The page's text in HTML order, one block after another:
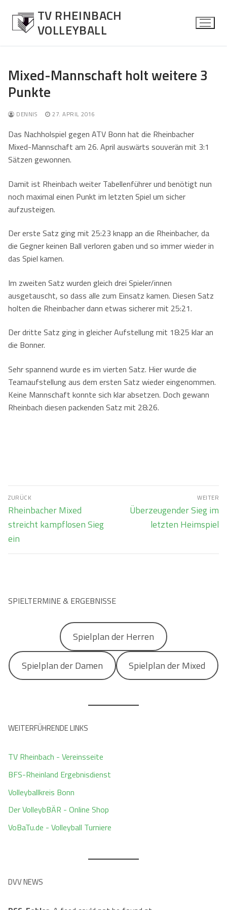
Inhalt
springen
TV RHEINBACH
VOLLEYBALL
News
Allgemein
Spielberichte
Herren
Über die Mannschaft
Kontaktformular
Damen
Über die Mannschaft
Kontaktformular
Mixed
Über die Mannschaft
Kontaktformular
Jugend
Über die Mannschaft
Senioren Mixed
Kontaktformular
Herren
Mixed
Kontakt
Anfahrt
Impressum
Datenschutzerklärung
Mixed-Mannschaft holt weitere 3
Punkte
DENNIS 27. APRIL 2016
Das Nachholspiel gegen ATV Bonn hat die Rheinbacher
Mixed-Mannschaft am 26. April auswärts souverän mit 3:1
Sätzen gewonnen.
Damit ist Rheinbach weiter Tabellenführer und benötigt nun
noch maximal einen Punkt im letzten Spiel um sicher
aufzusteigen.
Der erste Satz ging mit 25:23 knapp an die Rheinbacher, da
die Gegner keinen Ball verloren gaben und so immer wieder in
das Spiel kamen.
Im zweiten Satz wurden gleich drei Spieler/innen
ausgetauscht, so dass alle zum Einsatz kamen. Diesen Satz
holten die Rheinbacher dann etwas sicherer mit 25:21.
Der dritte Satz ging in gleicher Aufstellung mit 18:25 klar an
die Bonner.
Sehr spannend wurde es im vierten Satz. Hier wurde die
Teamaufstellung aus dem ersten Satz wieder eingenommen.
Keine Mannschaft konnte sich klar absetzen. Doch gewann
Rheinbach diesen packenden Satz mit 28:26.
Beitragsnavigation
ZURÜCK
Vorheriger
Beitrag:
Rheinbacher Mixed
streicht kampflosen Sieg
ein
WEITER
Nächster
Beitrag:
Überzeugender Sieg im
letzten Heimspiel
SPIELTERMINE & ERGEBNISSE
Spielplan der Herren
Spielplan der Damen Spielplan der Mixed
WEITERFÜHRENDE LINKS
TV Rheinbach - Vereinsseite
BFS-Rheinland Ergebnisdienst
Volleyballkreis Bonn
Der VolleybBÄR - Online Shop
VoBaTu.de - Volleyball Turniere
DVV NEWS